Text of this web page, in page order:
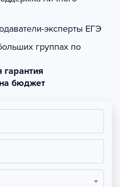
эксперты ЕГЭ
группах по
бюджет